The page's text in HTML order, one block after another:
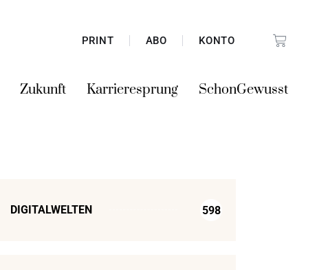
PRINT ABO KONTO
Zukunft Karrieresprung SchonGewusst
DIGITALWELTEN 598